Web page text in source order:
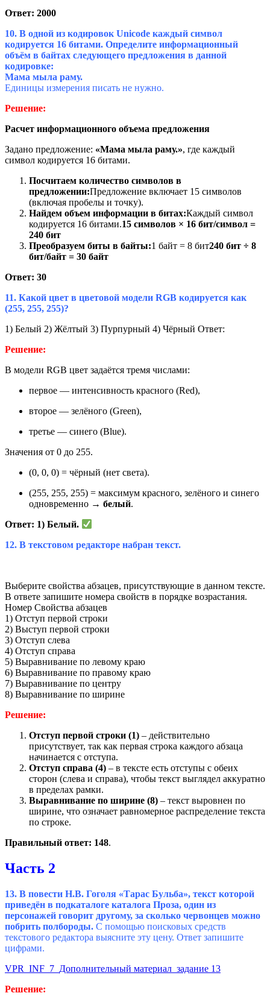
Ответ: 2000
10. В одной из кодировок Unicode каждый символ
кодируется 16 битами. Определите информационный
объём в байтах следующего предложения в данной
кодировке:
Мама мыла раму.
Единицы измерения писать не нужно.
Решение:
Расчет информационного объема предложения
Задано предложение: «Мама мыла раму.», где каждый
символ кодируется 16 битами.
Посчитаем количество символов в
предложении:Предложение включает 15 символов
(включая пробелы и точку).
Найдем объем информации в битах:Каждый символ
кодируется 16 битами.15 символов × 16 бит/символ =
240 бит
Преобразуем биты в байты:1 байт = 8 бит240 бит ÷ 8
бит/байт = 30 байт
Ответ: 30
11. Какой цвет в цветовой модели RGB кодируется как
(255, 255, 255)?
1) Белый 2) Жёлтый 3) Пурпурный 4) Чёрный Ответ:
Решение:
В модели RGB цвет задаётся тремя числами:
первое — интенсивность красного (Red),
второе — зелёного (Green),
третье — синего (Blue).
Значения от 0 до 255.
(0, 0, 0) = чёрный (нет света).
(255, 255, 255) = максимум красного, зелёного и синего
одновременно → белый.
Ответ: 1) Белый.
12. В текстовом редакторе набран текст.
Выберите свойства абзацев, присутствующие в данном тексте.
В ответе запишите номера свойств в порядке возрастания.
Номер Свойства абзацев
1) Отступ первой строки
2) Выступ первой строки
3) Отступ слева
4) Отступ справа
5) Выравнивание по левому краю
6) Выравнивание по правому краю
7) Выравнивание по центру
8) Выравнивание по ширине
Решение:
Отступ первой строки (1) – действительно
присутствует, так как первая строка каждого абзаца
начинается с отступа.
Отступ справа (4) – в тексте есть отступы с обеих
сторон (слева и справа), чтобы текст выглядел аккуратно
в пределах рамки.
Выравнивание по ширине (8) – текст выровнен по
ширине, что означает равномерное распределение текста
по строке.
Правильный ответ: 148.
Часть 2
13. В повести Н.В. Гоголя «Тарас Бульба», текст которой
приведён в подкаталоге каталога Проза, один из
персонажей говорит другому, за сколько червонцев можно
побрить полбороды. С помощью поисковых средств
текстового редактора выясните эту цену. Ответ запишите
цифрами.
VPR_INF_7_Дополнительный материал_задание 13
Решение: